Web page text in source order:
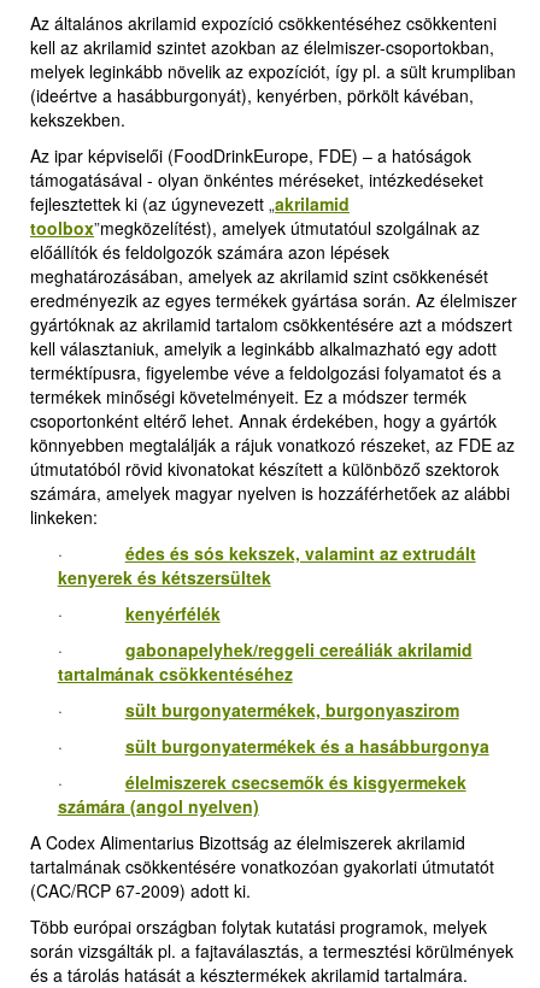
Az általános akrilamid expozíció csökkentéséhez csökkenteni
kell az akrilamid szintet azokban az élelmiszer-csoportokban,
melyek leginkább növelik az expozíciót, így pl. a sült krumpliban
(ideértve a hasábburgonyát), kenyérben, pörkölt kávéban,
kekszekben.
Az ipar képviselői (FoodDrinkEurope, FDE) – a hatóságok
támogatásával - olyan önkéntes méréseket, intézkedéseket
fejlesztettek ki (az úgynevezett „akrilamid
toolbox”megközelítést), amelyek útmutatóul szolgálnak az
előállítók és feldolgozók számára azon lépések
meghatározásában, amelyek az akrilamid szint csökkenését
eredményezik az egyes termékek gyártása során. Az élelmiszer
gyártóknak az akrilamid tartalom csökkentésére azt a módszert
kell választaniuk, amelyik a leginkább alkalmazható egy adott
terméktípusra, figyelembe véve a feldolgozási folyamatot és a
termékek minőségi követelményeit. Ez a módszer termék
csoportonként eltérő lehet. Annak érdekében, hogy a gyártók
könnyebben megtalálják a rájuk vonatkozó részeket, az FDE az
útmutatóból rövid kivonatokat készített a különböző szektorok
számára, amelyek magyar nyelven is hozzáférhetőek az alábbi
linkeken:
· édes és sós kekszek, valamint az extrudált
kenyerek és kétszersültek
· kenyérfélék
· gabonapelyhek/reggeli cereáliák akrilamid
tartalmának csökkentéséhez
· sült burgonyatermékek, burgonyaszirom
· sült burgonyatermékek és a hasábburgonya
· élelmiszerek csecsemők és kisgyermekek
számára (angol nyelven)
A Codex Alimentarius Bizottság az élelmiszerek akrilamid
tartalmának csökkentésére vonatkozóan gyakorlati útmutatót
(CAC/RCP 67-2009) adott ki.
Több európai országban folytak kutatási programok, melyek
során vizsgálták pl. a fajtaválasztás, a termesztési körülmények
és a tárolás hatását a késztermékek akrilamid tartalmára.